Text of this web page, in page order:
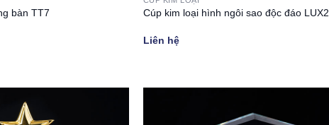
bàn TT7 Cúp kim loại hình ngôi sao độc đáo LUX2
Liên hệ